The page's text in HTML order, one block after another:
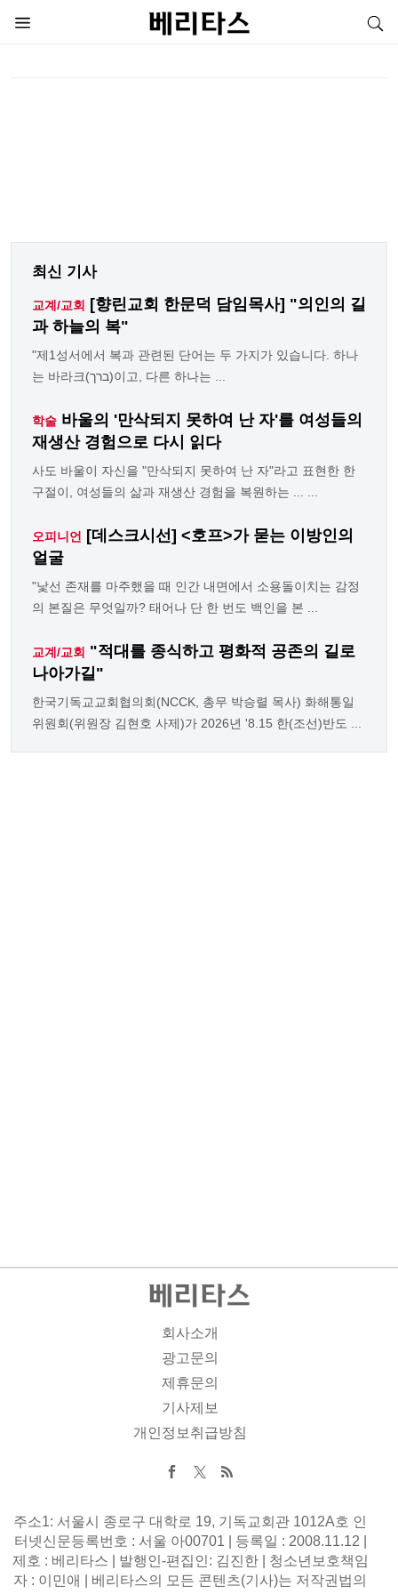
최신 기사
교계/교회
[향린교회 한문덕 담임목사] "의인의 길
과 하늘의 복"
"제1성서에서 복과 관련된 단어는 두 가지가 있습니다. 하나
는 바라크(ברך)이고, 다른 하나는 ...
학술 바울의 '만삭되지 못하여 난 자'를 여성들의
재생산 경험으로 다시 읽다
사도 바울이 자신을 "만삭되지 못하여 난 자"라고 표현한 한
구절이, 여성들의 삶과 재생산 경험을 복원하는 ... ...
오피니언 [데스크시선] <호프>가 묻는 이방인의
얼굴
"낯선 존재를 마주했을 때 인간 내면에서 소용돌이치는 감정
의 본질은 무엇일까? 태어나 단 한 번도 백인을 본 ...
교계/교회 "적대를 종식하고 평화적 공존의 길로
나아가길"
한국기독교교회협의회(NCCK, 총무 박승렬 목사) 화해통일
위원회(위원장 김현호 사제)가 2026년 '8.15 한(조선)반도 ...
회사소개
광고문의
제휴문의
기사제보
개인정보취급방침
주소1: 서울시 종로구 대학로 19, 기독교회관 1012A호 인
터넷신문등록번호 : 서울 아00701 | 등록일 : 2008.11.12 |
제호 : 베리타스 | 발행인-편집인: 김진한 | 청소년보호책임
자 : 이민애 | 베리타스의 모든 콘텐츠(기사)는 저작권법의